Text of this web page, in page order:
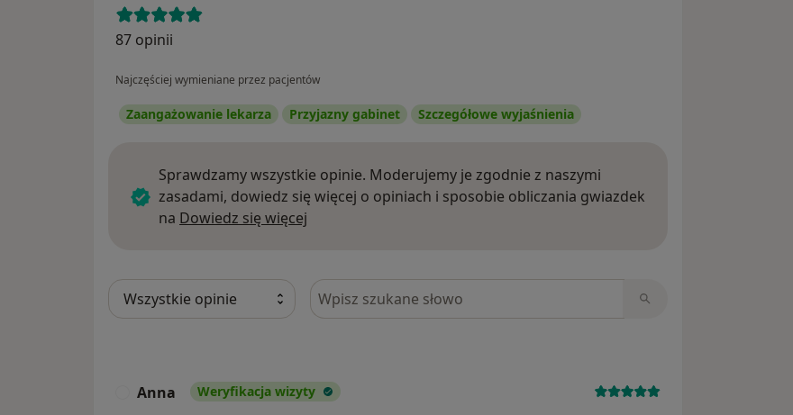
87 opinii
Najczęściej wymieniane przez pacjentów
Zaangażowanie lekarza Przyjazny gabinet Szczegółowe wyjaśnienia
Sprawdzamy wszystkie opinie. Moderujemy je zgodnie z naszymi
zasadami, dowiedz się więcej o opiniach i sposobie obliczania gwiazdek
na Dowiedz się więcej
Szukaj w opiniach
Anna Weryfikacja wizyty